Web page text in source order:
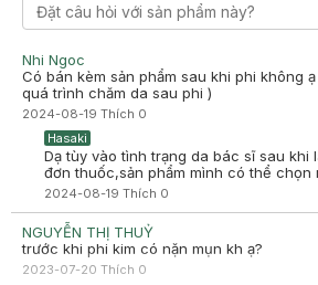
Nhi Ngoc
Có bán kèm sản phẩm sau khi phi không
quá trình chăm da sau phi )
2024-08-19 Thích 0
Hasaki
Dạ tùy vào tình trạng da bác sĩ sau khi
đơn thuốc,sản phẩm mình có thể chọn
2024-08-19 Thích 0
NGUYỄN THỊ THUỶ
trước khi phi kim có nặn mụn kh ạ?
2023-07-20 Thích 0